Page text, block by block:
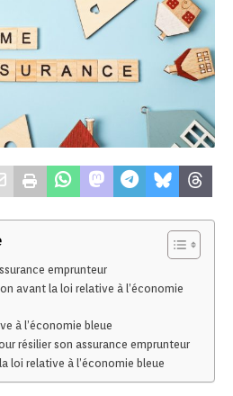
emprunteur
avant la loi relative à l’économie
à l’économie bleue
résilier son assurance emprunteur
loi relative à l’économie bleue